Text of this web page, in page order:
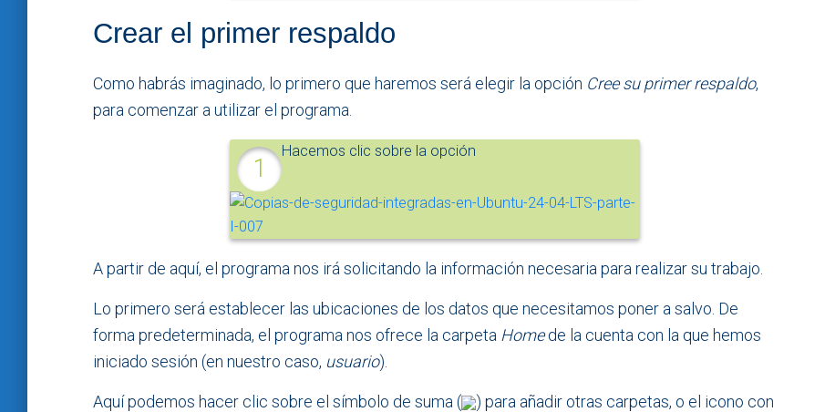
Crear el primer respaldo
Como habrás imaginado, lo primero que haremos será elegir la opción Cree su primer respaldo,
para comenzar a utilizar el programa.
Hacemos clic sobre la opción
A partir de aquí, el programa nos irá solicitando la información necesaria para realizar su trabajo.
Lo primero será establecer las ubicaciones de los datos que necesitamos poner a salvo. De
forma predeterminada, el programa nos ofrece la carpeta Homede la cuenta con la que hemos
iniciado sesión (en nuestro caso, usuario).
Aquí podemos hacer clic sobre el símbolo de suma ( ) para añadir otras carpetas, o el icono con